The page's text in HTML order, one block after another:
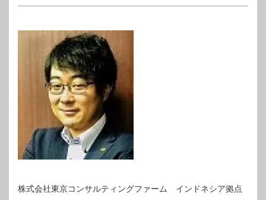
株式会社東京コンサルティングファーム インドネシア拠点